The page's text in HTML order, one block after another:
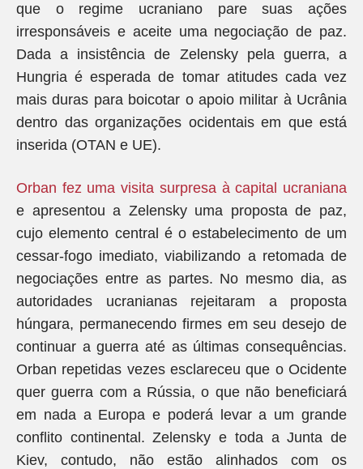
que o regime ucraniano pare suas ações
irresponsáveis e aceite uma negociação de paz.
Dada a insistência de Zelensky pela guerra, a
Hungria é esperada de tomar atitudes cada vez
mais duras para boicotar o apoio militar à Ucrânia
dentro das organizações ocidentais em que está
inserida (OTAN e UE).
Orban fez uma visita surpresa à capital ucraniana
e apresentou a Zelensky uma proposta de paz,
cujo elemento central é o estabelecimento de um
cessar-fogo imediato, viabilizando a retomada de
negociações entre as partes. No mesmo dia, as
autoridades ucranianas rejeitaram a proposta
húngara, permanecendo firmes em seu desejo de
continuar a guerra até as últimas consequências.
Orban repetidas vezes esclareceu que o Ocidente
quer guerra com a Rússia, o que não beneficiará
em nada a Europa e poderá levar a um grande
conflito continental. Zelensky e toda a Junta de
Kiev, contudo, não estão alinhados com os